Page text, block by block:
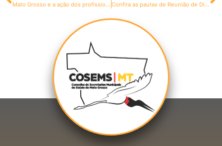
Mato Grosso e a ação dos profissionais em saúde Confira as pautas de Reunião de Diretoria e CIB da próxima semana